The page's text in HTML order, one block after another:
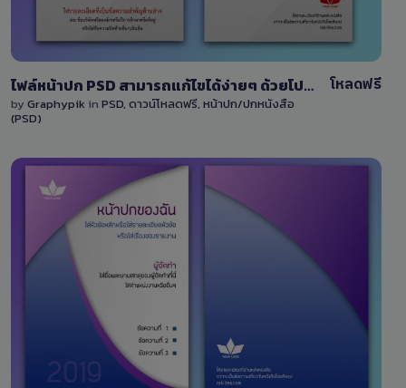
ไฟล์หน้าปก PSD สามารถแก้ไขได้ง่ายๆ ด้วยโปรแกรม Photoshop สีเทา-สีดำ-สีแดง
by Graphypik in PSD, ดาวน์โหลดฟรี, หน้าปก/ปกหนังสือ
(PSD)
โหลดฟรี
View Details